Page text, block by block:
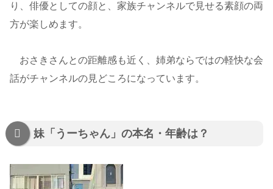
り、俳優としての顔と、家族チャンネルで見せる素顔の両
方が楽しめます。
おさきさんとの距離感も近く、姉弟ならではの軽快な会
話がチャンネルの見どころになっています。
妹「うーちゃん」の本名・年齢は？